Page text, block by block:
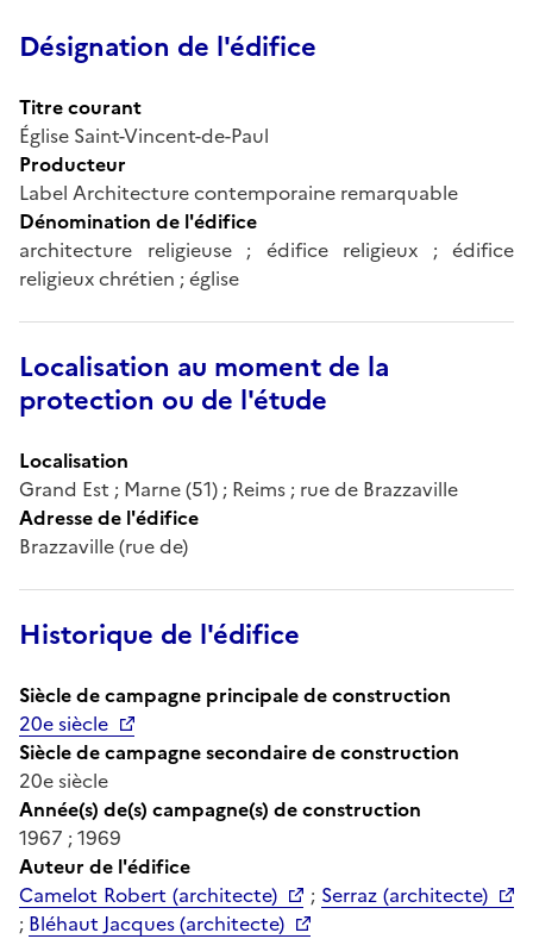
Désignation de l'édifice
Titre courant
Église Saint-Vincent-de-Paul
Producteur
Label Architecture contemporaine remarquable
Dénomination de l'édifice
architecture religieuse ; édifice religieux ; édifice
religieux chrétien ; église
Localisation au moment de la
protection ou de l'étude
Localisation
Grand Est ; Marne (51) ; Reims ; rue de Brazzaville
Adresse de l'édifice
Brazzaville (rue de)
Historique de l'édifice
Siècle de campagne principale de construction
20e siècle
Siècle de campagne secondaire de construction
20e siècle
Année(s) de(s) campagne(s) de construction
1967 ; 1969
Auteur de l'édifice
Camelot Robert (architecte)
; Serraz (architecte)
; Bléhaut Jacques (architecte)